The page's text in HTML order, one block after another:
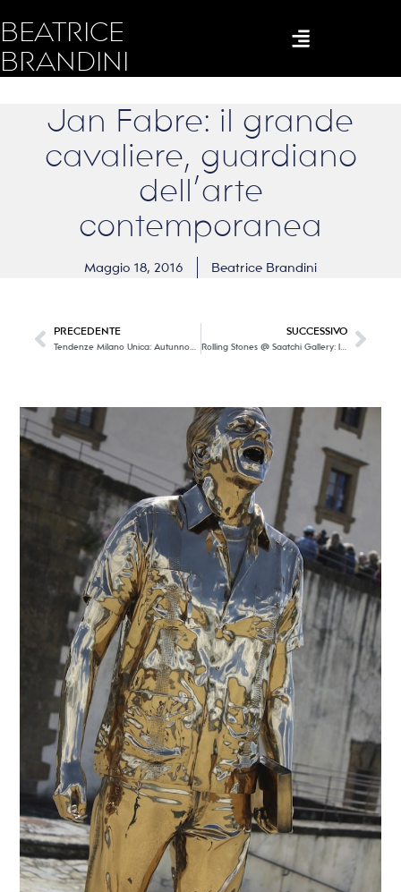
BEATRICE
BRANDINI
Jan Fabre: il grande
cavaliere, guardiano
dell’arte
contemporanea
Maggio 18, 2016 Beatrice Brandini
PRECEDENTE SUCCESSIVO
Rolling Stones @ Saatchi Gallery: l’infinito rotolare di una band che ha fatto la storia della musica